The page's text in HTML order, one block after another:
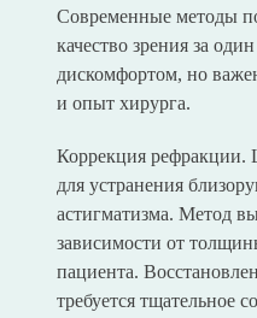
Современные методы
качество зрения за
дискомфортом, но
и опыт хирурга.
Коррекция
для устранения
астигматизма. Метод
зависимости от
пациента.
требуется тщательное